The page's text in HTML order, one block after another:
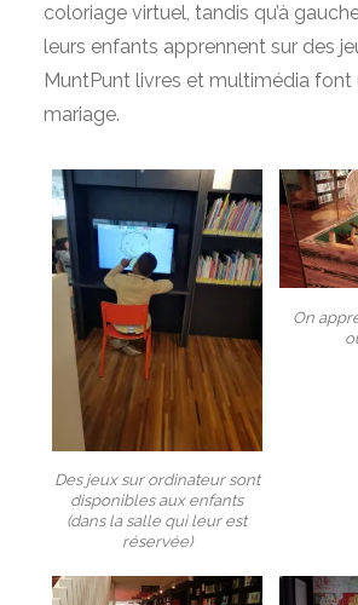
coloriage virtuel, tandis qu’à
leurs enfants apprennent sur des
MuntPunt livres et multimédia font
mariage.
Des jeux sur ordinateur sont
disponibles aux enfants
(dans la salle qui leur est
réservée)
On